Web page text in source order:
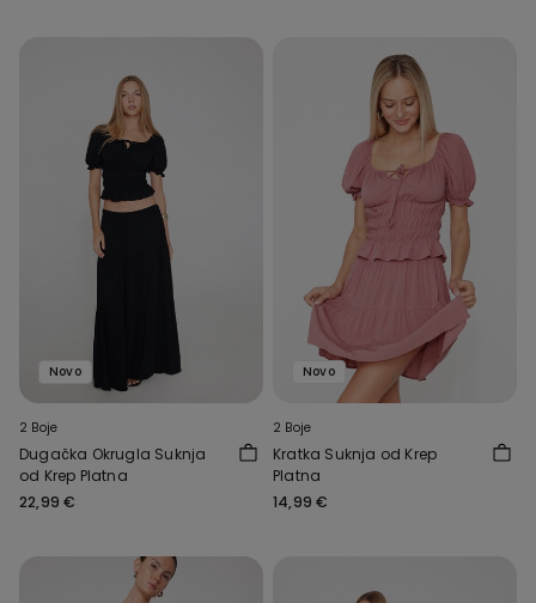
Novo
2 Boje
Dugačka Okrugla Suknja
od Krep Platna
22,99 €
Novo
2 Boje
Kratka Suknja od Krep
Platna
14,99 €